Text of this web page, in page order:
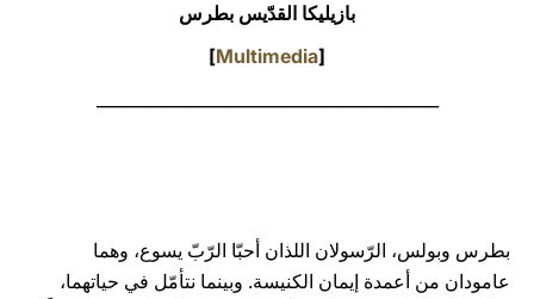
بازيليكا القدّيس بطرس
[
Multimedia
]
بطرس وبولس، الرّسولان اللذان أحبّا الرّبّ يسوع، وهما
عامودان من أعمدة إيمان الكنيسة. وبينما نتأمّل في حياتهما،